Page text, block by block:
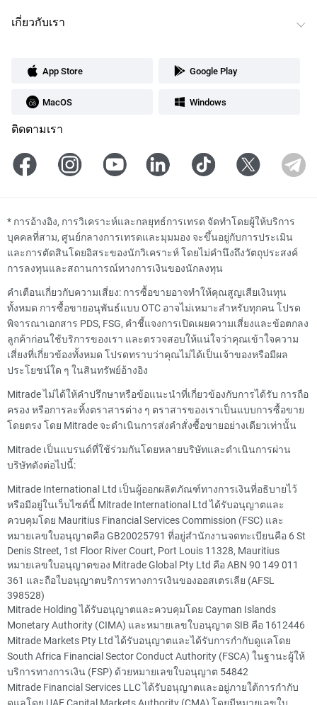
เกี่ยวกับเรา
App Store Google Play
MacOS Windows
ติดตามเรา
* การอ้างอิง, การวิเคราะห์และกลยุทธ์การเทรด จัดทำโดยผู้ให้บริการ
บุคคลที่สาม, ศูนย์กลางการเทรดและมุมมอง จะขึ้นอยู่กับการประเมิน
และการตัดสินโดยอิสระของนักวิเคราะห์ โดยไม่คำนึงถึงวัตถุประสงค์
การลงทุนและสถานการณ์ทางการเงินของนักลงทุน
คำเตือนเกี่ยวกับความเสี่ยง: การซื้อขายอาจทำให้คุณสูญเสียเงินทุน
ทั้งหมด การซื้อขายอนุพันธ์แบบ OTC อาจไม่เหมาะสำหรับทุกคน โปรด
พิจารณาเอกสาร PDS, FSG, คำชี้แจงการเปิดเผยความเสี่ยงและข้อตกลง
ลูกค้าก่อนใช้บริการของเรา และตรวจสอบให้แน่ใจว่าคุณเข้าใจความ
เสี่ยงที่เกี่ยวข้องทั้งหมด โปรดทราบว่าคุณไม่ได้เป็นเจ้าของหรือมีผล
ประโยชน์ใด ๆ ในสินทรัพย์อ้างอิง
Mitrade ไม่ได้ให้คำปรึกษาหรือข้อแนะนำที่เกี่ยวข้องกับการได้รับ การถือ
ครอง หรือการละทิ้งตราสารต่าง ๆ ตราสารของเราเป็นแบบการซื้อขาย
โดยตรง โดย Mitrade จะดำเนินการส่งคำสั่งซื้อขายอย่างเดียวเท่านั้น
Mitrade เป็นแบรนด์ที่ใช้ร่วมกันโดยหลายบริษัทและดำเนินการผ่าน
บริษัทดังต่อไปนี้:
Mitrade International Ltd เป็นผู้ออกผลิตภัณฑ์ทางการเงินที่อธิบายไว้
หรือมีอยู่ในเว็บไซต์นี้ Mitrade International Ltd ได้รับอนุญาตและ
ควบคุมโดย Mauritius Financial Services Commission (FSC) และ
หมายเลขใบอนุญาตคือ GB20025791 ที่อยู่สำนักงานจดทะเบียนคือ 6 St
Denis Street, 1st Floor River Court, Port Louis 11328, Mauritius
หมายเลขใบอนุญาตของ Mitrade Global Pty Ltd คือ ABN 90 149 011
361 และถือใบอนุญาตบริการทางการเงินของออสเตรเลีย (AFSL
398528)
Mitrade Holding ได้รับอนุญาตและควบคุมโดย Cayman Islands
Monetary Authority (CIMA) และหมายเลขใบอนุญาต SIB คือ 1612446
Mitrade Markets Pty Ltd ได้รับอนุญาตและได้รับการกำกับดูแลโดย
South Africa Financial Sector Conduct Authority (FSCA) ในฐานะผู้ให้
บริการทางการเงิน (FSP) ด้วยหมายเลขใบอนุญาต 54842
Mitrade Financial Services LLC ได้รับอนุญาตและอยู่ภายใต้การกำกับ